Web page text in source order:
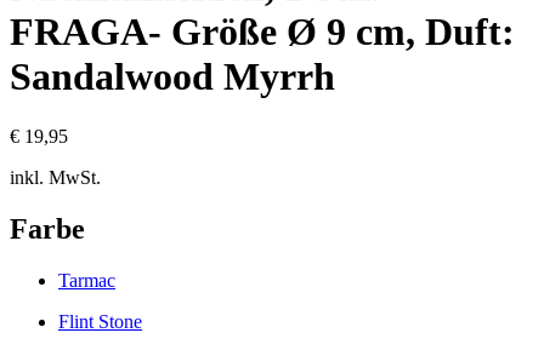
FRAGA- Größe Ø 9 cm, Duft:
Sandalwood Myrrh
€ 19,95
inkl. MwSt.
Farbe
Tarmac
Flint Stone